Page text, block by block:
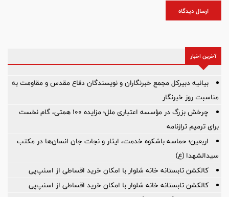
ارسال دیدگاه
آخرین اخبار
بیانیه دبیرکل مجمع خبرنگاران و نویسندگان دفاع مقدس و مقاومت به
مناسبت روز خبرنگار
چرخش بزرگ در مؤسسه اعتباری ملل؛ مزایده ۱۰۰ همتی، گام نخست
برای ترمیم ترازنامه
اربعین؛ حماسه باشکوه خدمت، ایثار و نجات جان انسان‌ها در مکتب
سیدالشهدا (ع)
کالکشن تابستانه خانه شلوار با امکان خرید اقساطی از اسنپ‌پی
کالکشن تابستانه خانه شلوار با امکان خرید اقساطی از اسنپ‌پی